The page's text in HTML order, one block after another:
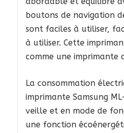
boutons de navigation
sont faciles à utiliser,
à utiliser. Cette
comme une imprimante
La consommation
imprimante Samsung
veille et en mode de
une fonction